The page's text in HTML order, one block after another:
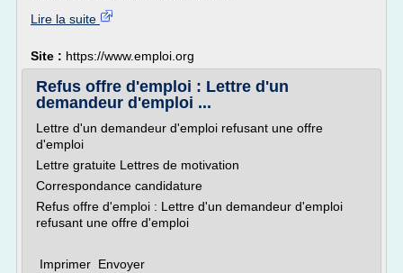
Lire la suite
Site : https://www.emploi.org
Refus offre d'emploi : Lettre d'un
demandeur d'emploi ...
Lettre d'un demandeur d'emploi refusant une offre
d'emploi
Lettre gratuite Lettres de motivation
Correspondance candidature
Refus offre d'emploi : Lettre d'un demandeur d'emploi
refusant une offre d'emploi
Imprimer Envoyer